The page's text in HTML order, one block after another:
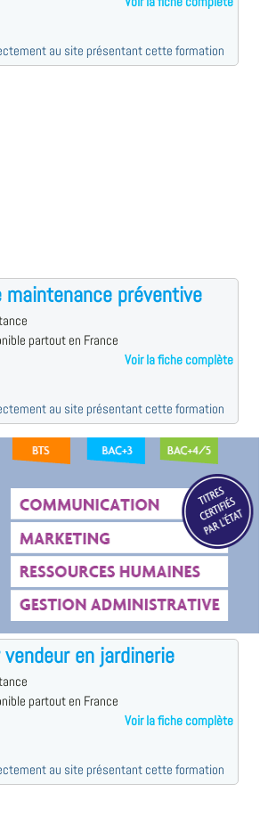
au site présentant cette formation
maintenance préventive
partout en France
Voir la fiche complète
au site présentant cette formation
en jardinerie
partout en France
Voir la fiche complète
au site présentant cette formation